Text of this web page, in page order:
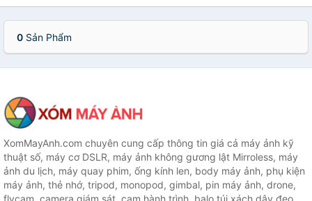
0 Sản Phẩm
XomMayAnh.com chuyên cung cấp thông tin giá cả máy ảnh kỹ
thuật số, máy cơ DSLR, máy ảnh không gương lật Mirroless, máy
ảnh du lịch, máy quay phim, ống kính len, body máy ảnh, phụ kiện
máy ảnh, thẻ nhớ, tripod, monopod, gimbal, pin máy ảnh, drone,
flycam, camera giám sát, cam hành trình, balo túi xách dây đeo